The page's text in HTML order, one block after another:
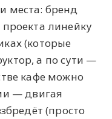
места: бренд
линейку
(которые
а по сути —
кафе можно
— двигая
(просто